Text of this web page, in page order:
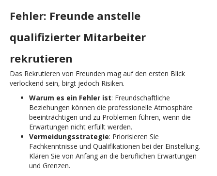
Fehler: Freunde anstelle
qualifizierter Mitarbeiter
rekrutieren
Das Rekrutieren von Freunden mag auf den ersten Blick
verlockend sein, birgt jedoch Risiken.
Warum es ein Fehler ist: Freundschaftliche
Beziehungen können die professionelle Atmosphäre
beeinträchtigen und zu Problemen führen, wenn die
Erwartungen nicht erfüllt werden.
Vermeidungsstrategie: Priorisieren Sie
Fachkenntnisse und Qualifikationen bei der Einstellung.
Klären Sie von Anfang an die beruflichen Erwartungen
und Grenzen.